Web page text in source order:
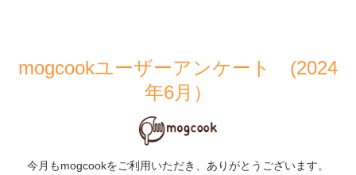
mogcookユーザーアンケート (2024
年6月）
今月もmogcookをご利用いただき、ありがとうございます。